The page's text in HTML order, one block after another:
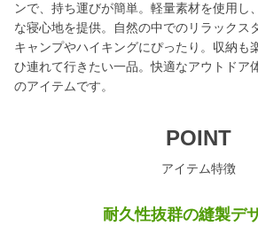
ンで、持ち運びが簡単。軽量素材を使用し
な寝心地を提供。自然の中でのリラックス
キャンプやハイキングにぴったり。収納も
ひ連れて行きたい一品。快適なアウトドア
のアイテムです。
POINT
アイテム特徴
耐久性抜群の縫製デ